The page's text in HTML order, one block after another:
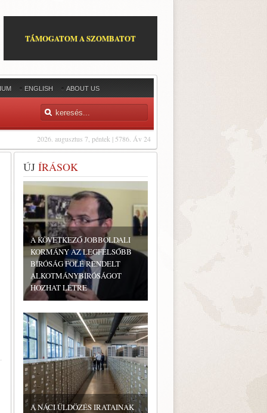
TÁMOGATOM A SZOMBATOT
ENGLISH ABOUT US
2026. augusztus 7, péntek | 5786. Áv 24
ÚJ ÍRÁSOK
A KÖVETKEZŐ JOBBOLDALI
KORMÁNY AZ LEGFELSŐBB
BÍRÓSÁG FÖLÉ RENDELT
ALKOTMÁNYBÍRÓSÁGOT
HOZHAT LÉTRE
A NÁCI ÜLDÖZÉS IRATAINAK